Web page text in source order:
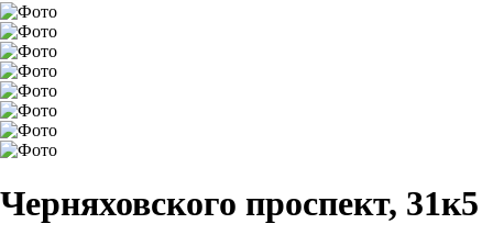
Черняховского проспект, 31к5